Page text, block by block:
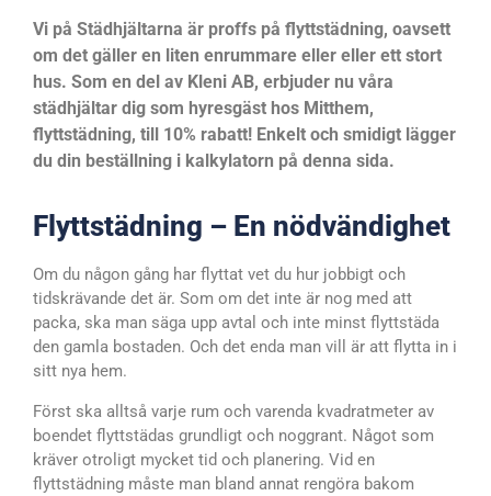
Vi på Städhjältarna är proffs på flyttstädning, oavsett
om det gäller en liten enrummare eller eller ett stort
hus. Som en del av Kleni AB, erbjuder nu våra
städhjältar dig som hyresgäst hos Mitthem,
flyttstädning, till 10% rabatt! Enkelt och smidigt lägger
du din beställning i kalkylatorn på denna sida.
Flyttstädning – En nödvändighet
Om du någon gång har flyttat vet du hur jobbigt och
tidskrävande det är. Som om det inte är nog med att
packa, ska man säga upp avtal och inte minst flyttstäda
den gamla bostaden. Och det enda man vill är att flytta in i
sitt nya hem.
Först ska alltså varje rum och varenda kvadratmeter av
boendet flyttstädas grundligt och noggrant. Något som
kräver otroligt mycket tid och planering. Vid en
flyttstädning måste man bland annat rengöra bakom